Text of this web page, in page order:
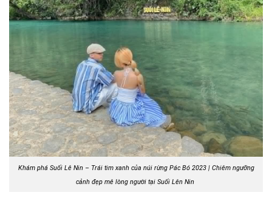
Khám phá Suối Lê Nin – Trái tim xanh của núi rừng Pác Bó 2023 | Chiêm ngưỡng
cảnh đẹp mê lòng người tại Suối Lên Nin